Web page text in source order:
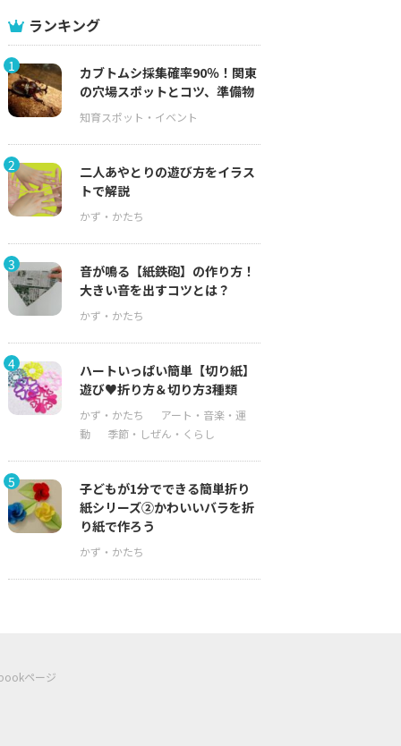
ランキング
1
カブトムシ採集確率90％！関東
の穴場スポットとコツ、準備物
2
二人あやとりの遊び方をイラス
トで解説
3
音が鳴る【紙鉄砲】の作り方！
大きい音を出すコツとは？
4
ハートいっぱい簡単【切り紙】
遊び♥折り方＆切り方3種類
5
子どもが1分でできる簡単折り
紙シリーズ②かわいいバラを折
り紙で作ろう
ページ